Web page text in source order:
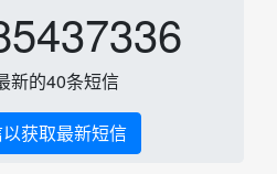
新的40条短信
获取最新短信